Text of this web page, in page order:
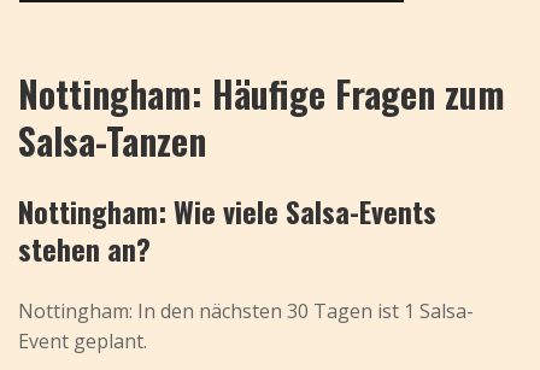
Nottingham: Häufige Fragen zum
Salsa-Tanzen
Nottingham: Wie viele Salsa-Events
stehen an?
Nottingham: In den nächsten 30 Tagen ist 1 Salsa-
Event geplant.